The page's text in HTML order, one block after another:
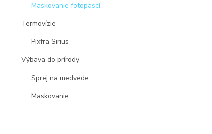
Maskovanie fotopascí
Termovízie
Pixfra Sirius
Výbava do prírody
Sprej na medvede
Maskovanie